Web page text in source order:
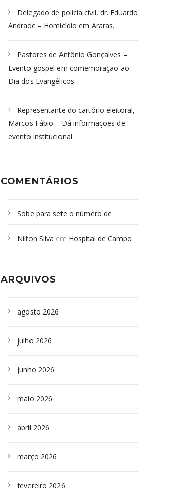
Delegado de polícia civil, dr. Eduardo
Andrade – Homicídio em Araras.
Pastores de Antônio Gonçalves –
Evento gospel em comemoração ao
Dia dos Evangélicos.
Representante do cartório eleitoral,
Marcos Fábio – Dá informações de
evento institucional.
COMENTÁRIOS
Sobe para sete o número de
desabamento em São Paulo - Revista
sepultados em SP
Nilton Silva em Hospital de Campo
ARQUIVOS
agosto 2026
julho 2026
junho 2026
maio 2026
abril 2026
março 2026
fevereiro 2026